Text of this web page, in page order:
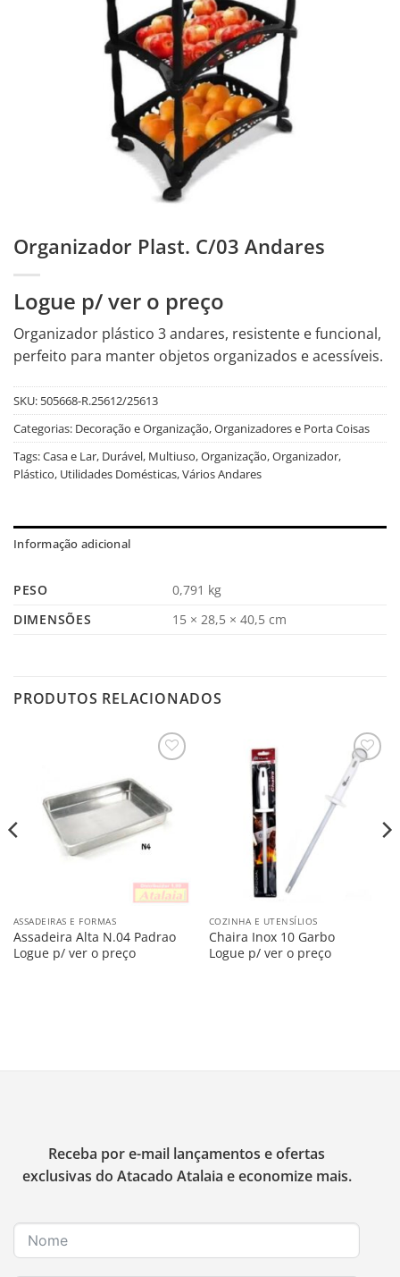
Organizador Plast. C/03 Andares
Logue p/ ver o preço
Organizador plástico 3 andares, resistente e funcional,
perfeito para manter objetos organizados e acessíveis.
SKU: 505668-R.25612/25613
Categorias: Decoração e Organização,Organizadores e Porta Coisas
Tags:Casa e Lar, Durável, Multiuso,Organização,Organizador,
Plástico, Utilidades Domésticas,Vários Andares
Informação adicional
PESO
0,791 kg
DIMENSÕES
15 × 28,5 × 40,5 cm
PRODUTOS RELACIONADOS
Lista
ASSADEIRAS E FORMAS
Assadeira Alta N.04 Padrao
Logue p/ ver o preço
Salvar
COZINHA E UTENSÍLIOS
Chaira Inox 10 Garbo
Logue p/ ver o preço
Receba por e-mail lançamentos e ofertas
exclusivas do Atacado Atalaia e economize mais.